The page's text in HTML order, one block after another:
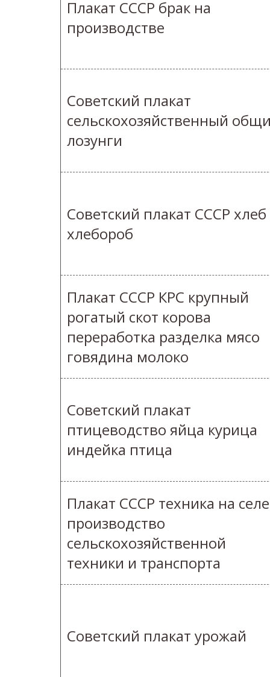
Плакат СССР брак на
производстве
Советский плакат
сельскохозяйственный
лозунги
Советский плакат СССР хлеб
хлебороб
Плакат СССР КРС крупный
рогатый скот корова
переработка разделка мясо
говядина молоко
Советский плакат
птицеводство яйца курица
индейка птица
Плакат СССР техника на селе
производство
сельскохозяйственной
техники и транспорта
Советский плакат урожай